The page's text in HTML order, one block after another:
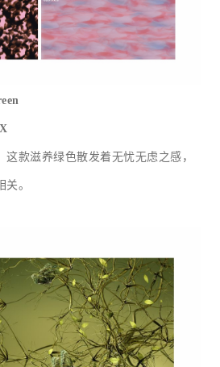
款滋养绿色散发着无忧无虑之感，
。